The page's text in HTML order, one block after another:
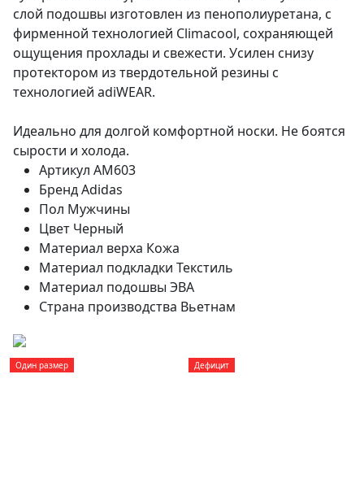
слой подошвы изготовлен из пенополиуретана, с
фирменной технологией Climacool, сохраняющей
ощущения прохлады и свежести. Усилен снизу
протектором из твердотельной резины с
технологией adiWEAR.
Идеально для долгой комфортной носки. Не боятся
сырости и холода.
Артикул AM603
БрендAdidas
Пол Мужчины
Цвет Черный
Материал верха Кожа
Материал подкладки Текстиль
Материал подошвы ЭВА
Страна производства Вьетнам
Один размер Дефицит